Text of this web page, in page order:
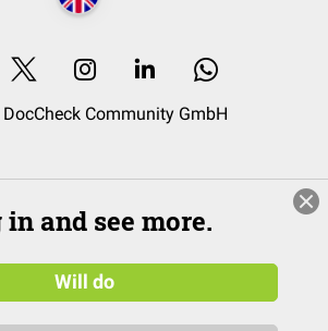
Community GmbH
in and see more.
Will do